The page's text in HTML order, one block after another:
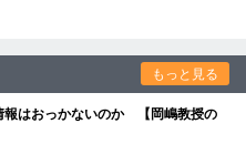
もっと見る
報はおっかないのか 【岡嶋教授の